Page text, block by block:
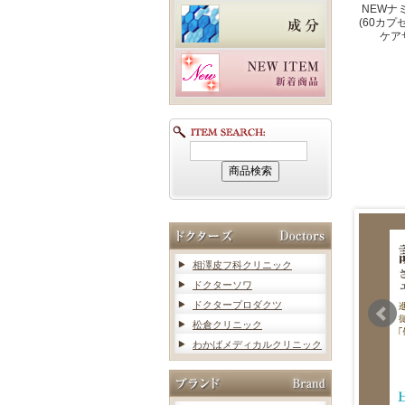
相澤皮フ科クリニック
ドクターソワ
ドクタープロダクツ
松倉クリニック
わかばメディカルクリニック
NEWナ
(60カプ
ケア